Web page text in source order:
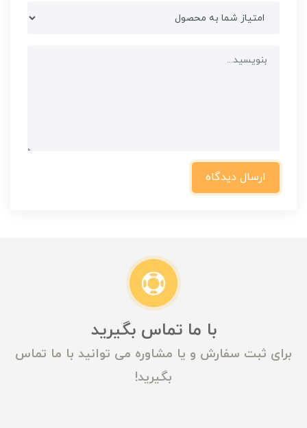
ارسال دیدگاه
با ما تماس بگیرید
برای ثبت سفارش و یا مشاوره می توانید با ما تماس
بگیرید!